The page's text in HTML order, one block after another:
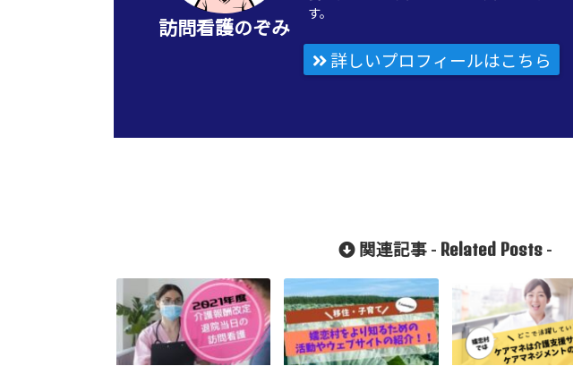
訪問看護のぞみ
す。
詳しいプロフィールはこちら
関連記事 - Related Posts-